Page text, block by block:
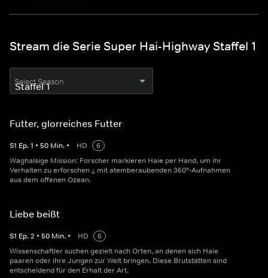
Stream die Serie Super Hai-Highway Staffel 1
Select Season
Futter, glorreiches Futter
S1 Ep.1 • 50 Min. • HD
6
Waghalsige Mission: Forscher markieren Haie per Hand, um ihr
Verhalten zu erforschen ¿ mit atemberaubenden 360°-Aufnahmen
aus dem offenen Ozean.
Liebe beißt
S1 Ep.2 • 50 Min. • HD
6
Wissenschaftler suchen gezielt nach Orten, an denen sich Haie
paaren oder ihre Jungen zur Welt bringen. Diese Brutstätten sind
entscheidend für den Erhalt der Art.